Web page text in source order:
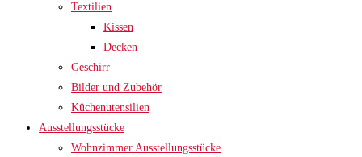
Textilien
Kissen
Decken
Geschirr
Bilder und Zubehör
Küchenutensilien
Ausstellungsstücke
Wohnzimmer Ausstellungsstücke